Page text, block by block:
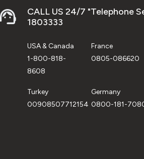
CALL US 24/7 "Telephone
1803333
USA & Canada
1-800-818-
8608
France
0805-086620
Turkey
00908507712154
Germany
0800-181-